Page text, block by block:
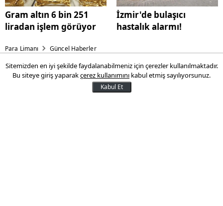
Gram altın 6 bin 251
liradan işlem görüyor
İzmir'de bulaşıcı
hastalık alarmı!
Para Limanı Güncel Haberler
Gmail'e 20 yılın en büyük
güncellemesi geldi
Sitemizden en iyi şekilde faydalanabilmeniz için çerezler kullanılmaktadır.
Bu siteye giriş yaparakçerez kullanımını kabul etmiş sayılıyorsunuz.
Kabul Et